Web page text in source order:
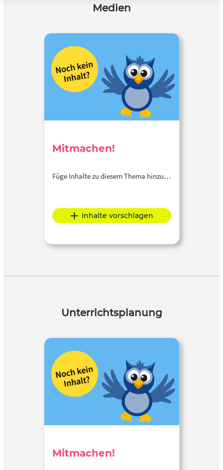
Medien
Mitmachen!
Füge Inhalte zu diesem Thema hinzu…
Inhalte vorschlagen
Unterrichtsplanung
Mitmachen!